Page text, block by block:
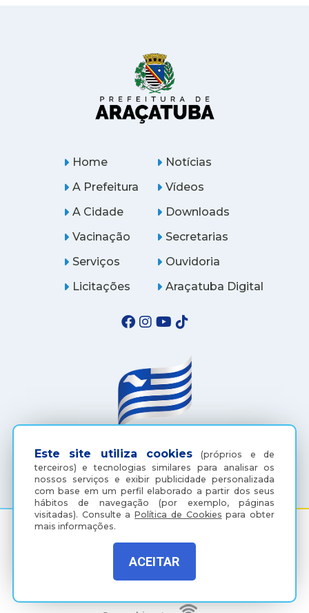
Este site utiliza cookies (próprios e de
terceiros) e tecnologias similares para analisar os
nossos serviços e exibir publicidade personalizada
com base em um perfil elaborado a partir dos seus
hábitos de navegação (por exemplo, páginas
visitadas). Consulte aPolítica de Cookies para obter
mais informações.
ACEITAR
Home
A Prefeitura
A Cidade
Notícias
Vídeos
Downloads
Vacinação
Serviços
Licitações
Secretarias
Ouvidoria
Araçatuba Digital
(18) 3607-6500
16015-920
Política de Privacidade